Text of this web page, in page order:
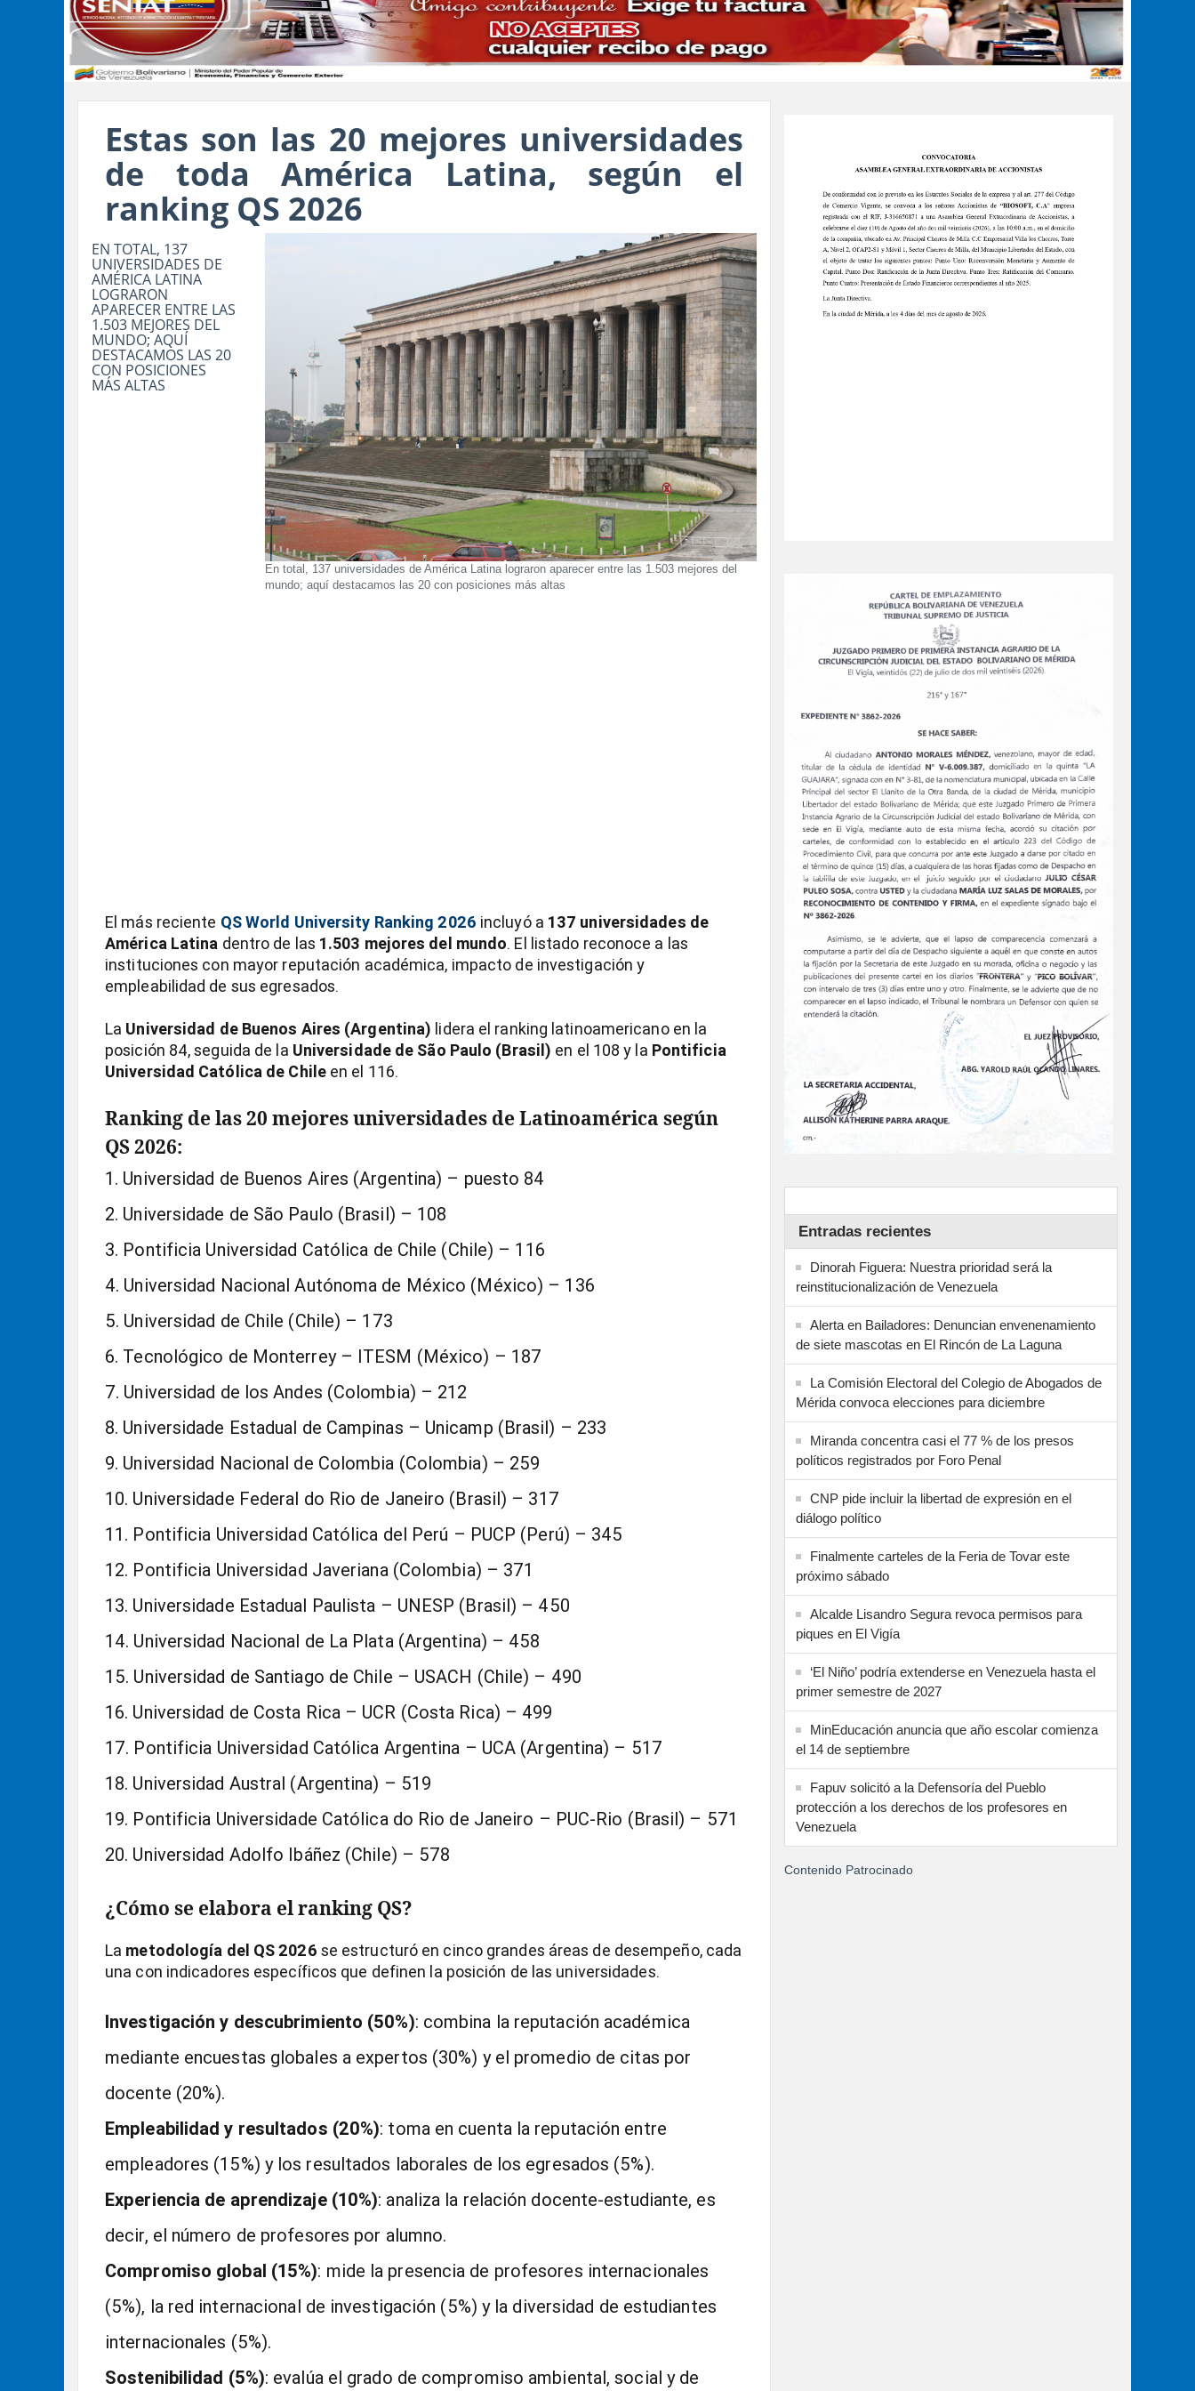
Estas son las 20 mejores universidades
de toda América Latina, según el
ranking QS 2026
En total, 137 universidades de América Latina lograron aparecer entre las 1.503 mejores del
mundo; aquí destacamos las 20 con posiciones más altas
EN TOTAL, 137
UNIVERSIDADES DE
AMÉRICA LATINA
LOGRARON
APARECER ENTRE LAS
1.503 MEJORES DEL
MUNDO; AQUÍ
DESTACAMOS LAS 20
CON POSICIONES
MÁS ALTAS
El más reciente QS World University Ranking 2026 incluyó a 137 universidades de
América Latina dentro de las 1.503 mejores del mundo. El listado reconoce a las
instituciones con mayor reputación académica, impacto de investigación y
empleabilidad de sus egresados.
La Universidad de Buenos Aires (Argentina) lidera el ranking latinoamericano en la
posición 84, seguida de la Universidade de São Paulo (Brasil) en el 108 y la Pontificia
Universidad Católica de Chileen el 116.
Ranking de las 20 mejores universidades de Latinoamérica según
QS 2026:
Universidad de Buenos Aires (Argentina) – puesto 84
Universidade de São Paulo (Brasil) – 108
Pontificia Universidad Católica de Chile (Chile) – 116
Universidad Nacional Autónoma de México (México) – 136
Universidad de Chile (Chile) – 173
Tecnológico de Monterrey – ITESM (México) – 187
Universidad de los Andes (Colombia) – 212
Universidade Estadual de Campinas – Unicamp (Brasil) – 233
Universidad Nacional de Colombia (Colombia) – 259
Universidade Federal do Rio de Janeiro (Brasil) – 317
Pontificia Universidad Católica del Perú – PUCP (Perú) – 345
Pontificia Universidad Javeriana (Colombia) – 371
Universidade Estadual Paulista – UNESP (Brasil) – 450
Universidad Nacional de La Plata (Argentina) – 458
Universidad de Santiago de Chile – USACH (Chile) – 490
Universidad de Costa Rica – UCR (Costa Rica) – 499
Pontificia Universidad Católica Argentina – UCA (Argentina) – 517
Universidad Austral (Argentina) – 519
Pontificia Universidade Católica do Rio de Janeiro – PUC-Rio (Brasil) – 571
Universidad Adolfo Ibáñez (Chile) – 578
¿Cómo se elabora el ranking QS?
La metodología del QS 2026 se estructuró en cinco grandes áreas de desempeño, cada
una con indicadores específicos que definen la posición de las universidades.
Investigación y descubrimiento (50%): combina la reputación académica
mediante encuestas globales a expertos (30%) y el promedio de citas por
docente (20%).
Empleabilidad y resultados (20%): toma en cuenta la reputación entre
empleadores (15%) y los resultados laborales de los egresados (5%).
Experiencia de aprendizaje (10%): analiza la relación docente-estudiante, es
decir, el número de profesores por alumno.
Compromiso global (15%): mide la presencia de profesores internacionales
(5%), la red internacional de investigación (5%) y la diversidad de estudiantes
internacionales (5%).
Sostenibilidad (5%): evalúa el grado de compromiso ambiental, social y de
Entradas recientes
Dinorah Figuera: Nuestra prioridad será la
reinstitucionalización de Venezuela
Alerta en Bailadores: Denuncian envenenamiento
de siete mascotas en El Rincón de La Laguna
La Comisión Electoral del Colegio de Abogados de
Mérida convoca elecciones para diciembre
Miranda concentra casi el 77 % de los presos
políticos registrados por Foro Penal
CNP pide incluir la libertad de expresión en el
diálogo político
Finalmente carteles de la Feria de Tovar este
próximo sábado
Alcalde Lisandro Segura revoca permisos para
piques en El Vigía
‘El Niño’ podría extenderse en Venezuela hasta el
primer semestre de 2027
MinEducación anuncia que año escolar comienza
el 14 de septiembre
Fapuv solicitó a la Defensoría del Pueblo
protección a los derechos de los profesores en
Venezuela
Contenido Patrocinado